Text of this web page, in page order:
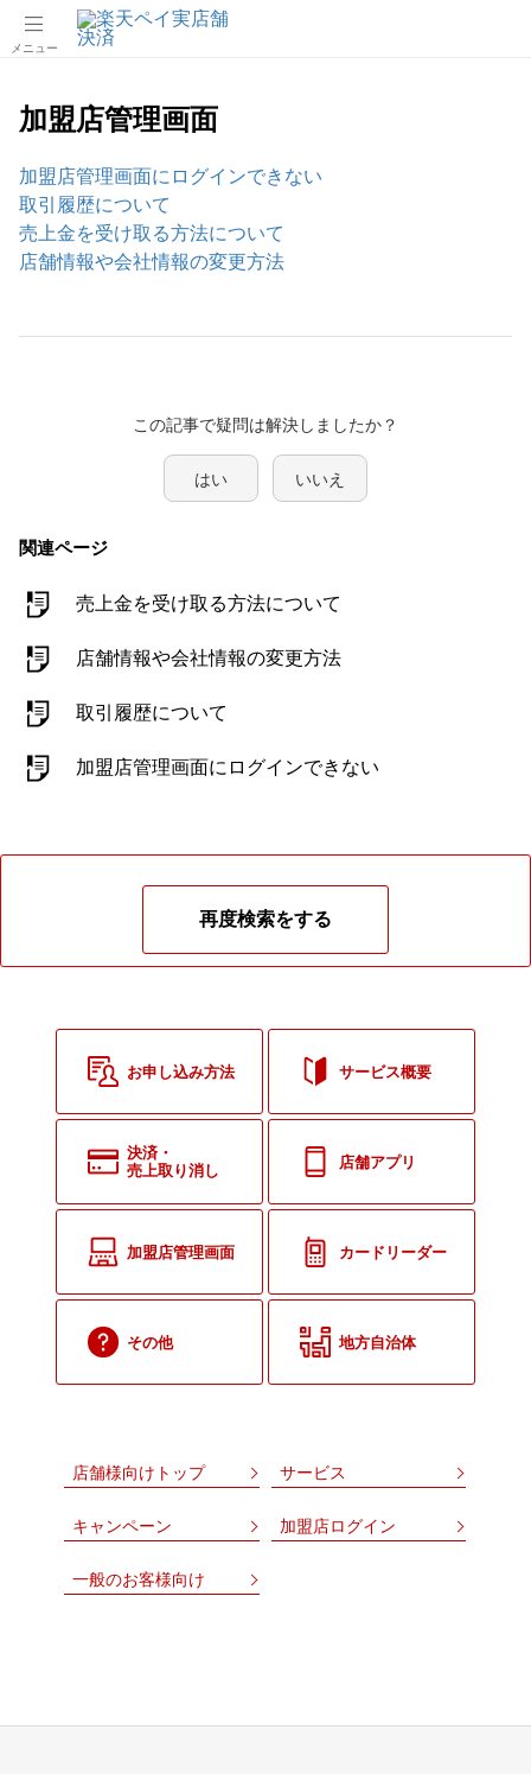
メニュー
加盟店管理画面​
加盟店管理画面にログインできない
取引履歴について
売上金を受け取る方法について
店舗情報や会社情報の変更方法
この記事で疑問は解決しましたか？
はい いいえ
関連ページ
売上金を受け取る方法について
店舗情報や会社情報の変更方法
取引履歴について
加盟店管理画面にログインできない
再度検索をする
お申し込み方法 サービス概要
決済・
売上取り消し
店舗アプリ
加盟店管理画面 カードリーダー
その他 地方自治体
店舗様向けトップ サービス
キャンペーン 加盟店ログイン
一般のお客様向け